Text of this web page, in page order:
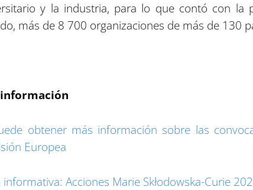
y la industria, para lo que contó con
más de 8 700 organizaciones de más de 130
obtener más información sobre las
Europea
informativa: Acciones Marie Skłodowska-Curie